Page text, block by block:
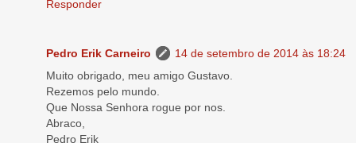
Responder
Pedro Erik Carneiro
14 de setembro de 2014 às 18:24
Muito obrigado, meu amigo Gustavo.
Rezemos pelo mundo.
Que Nossa Senhora rogue por nos.
Abraco,
Pedro Erik